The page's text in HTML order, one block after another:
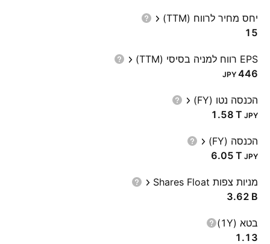
יחס מחיר לרווח (TTM)
15
EPS רווח למניה בסיסי (TTM)
446
JPY
הכנסה נטו (FY)
‪1.58 T‬ JPY
הכנסה (FY)
‪6.05 T‬ JPY
מניות צפות Shares Float
‪3.62 B‬
בטא (1Y)
1.13